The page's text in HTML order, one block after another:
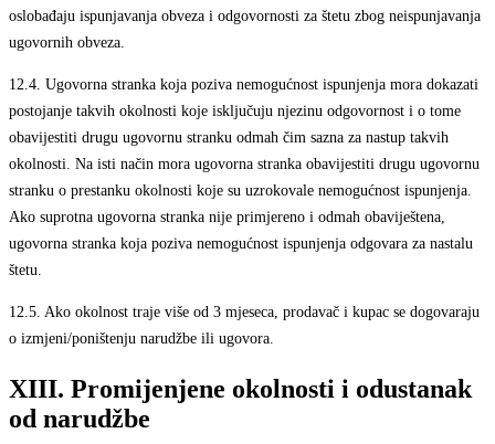
oslobađaju ispunjavanja obveza i odgovornosti za štetu zbog neispunjavanja
ugovornih obveza.
12.4. Ugovorna stranka koja poziva nemogućnost ispunjenja mora dokazati
postojanje takvih okolnosti koje isključuju njezinu odgovornost i o tome
obavijestiti drugu ugovornu stranku odmah čim sazna za nastup takvih
okolnosti. Na isti način mora ugovorna stranka obavijestiti drugu ugovornu
stranku o prestanku okolnosti koje su uzrokovale nemogućnost ispunjenja.
Ako suprotna ugovorna stranka nije primjereno i odmah obaviještena,
ugovorna stranka koja poziva nemogućnost ispunjenja odgovara za nastalu
štetu.
12.5. Ako okolnost traje više od 3 mjeseca, prodavač i kupac se dogovaraju
o izmjeni/poništenju narudžbe ili ugovora.
XIII. Promijenjene okolnosti i odustanak
od narudžbe